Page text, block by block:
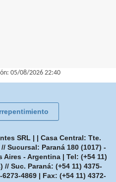
05/08/2026 22:40
SRL | | Casa Central: Tte.
Sucursal: Paraná 180 (1017) -
Aires - Argentina | Tel: (+54 11)
// Suc. Paraná: (+54 11) 4375-
4869| Fax: (+54 11) 4372-